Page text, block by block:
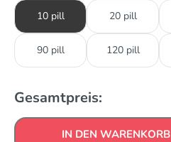
10 pill 20 pill
90 pill 120 pill
Gesamtpreis:
IN DEN WARENKORB